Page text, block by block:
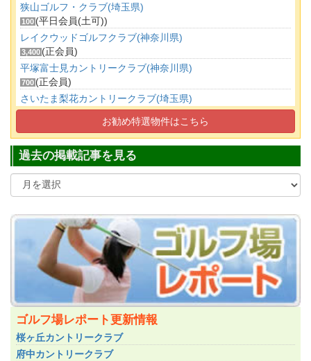
狭山ゴルフ・クラブ(埼玉県)
100 (平日会員(土可))
レイクウッドゴルフクラブ(神奈川県)
3,400 (正会員)
平塚富士見カントリークラブ(神奈川県)
700 (正会員)
さいたま梨花カントリークラブ(埼玉県)
(正会員)
平塚富士見カントリークラブ(神奈川県)
お勧め特選物件はこちら
過去の掲載記事を見る
ゴルフ場レポート更新情報
桜ヶ丘カントリークラブ
府中カントリークラブ